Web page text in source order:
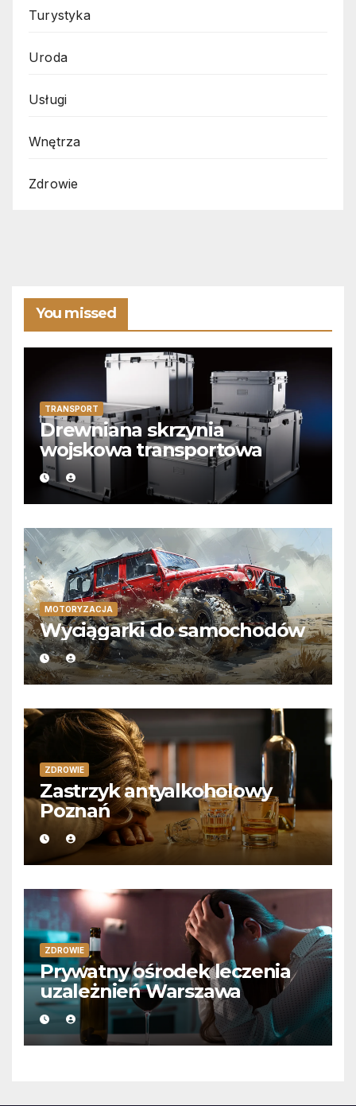
Turystyka
Uroda
Usługi
Wnętrza
Zdrowie
You missed
TRANSPORT
Drewniana skrzynia
wojskowa transportowa
MOTORYZACJA
Wyciągarki do samochodów
ZDROWIE
Zastrzyk antyalkoholowy
Poznań
ZDROWIE
Prywatny ośrodek leczenia
uzależnień Warszawa